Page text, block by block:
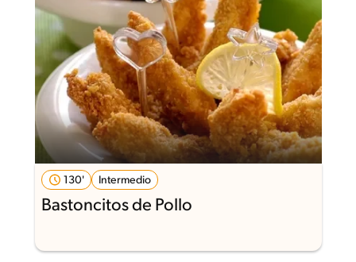
130' Intermedio
Bastoncitos de Pollo